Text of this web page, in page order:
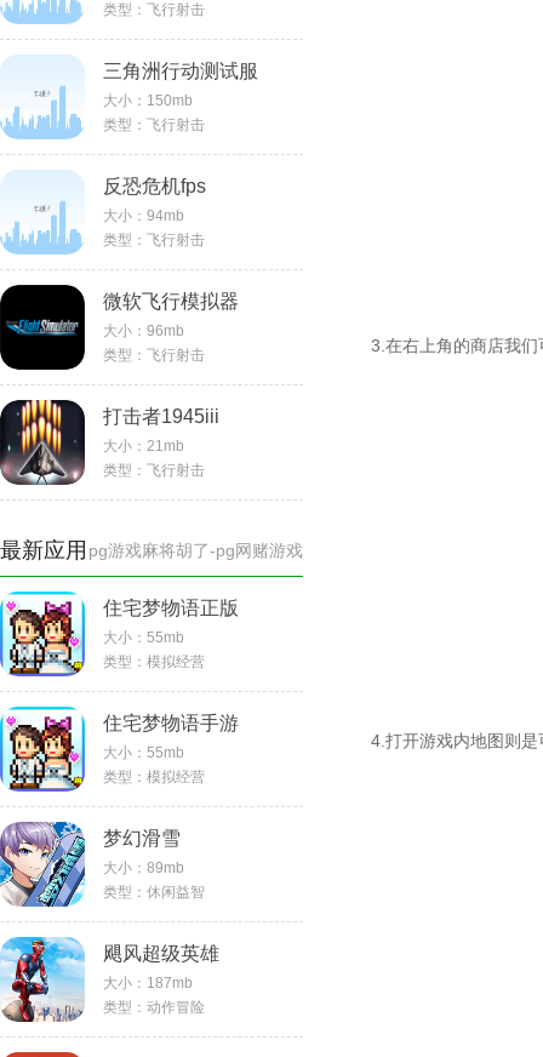
类型： 飞行射击
三角洲行动测试服
大小： 150mb
类型： 飞行射击
反恐危机fps
commando
大小： 94mb
类型： 飞行射击
微软飞行模拟器
大小： 96mb
类型： 飞行射击
打击者1945iii
大小： 21mb
类型： 飞行射击
pg游戏麻将胡了-pg网赌游戏
最新应用
住宅梦物语正版
大小：55mb
类型：模拟经营
住宅梦物语手游
大小：55mb
类型：模拟经营
梦幻滑雪
大小：89mb
类型：休闲益智
飓风超级英雄
大小：187mb
类型：动作冒险
3.在右上角的商店我
4.打开游戏内地图则